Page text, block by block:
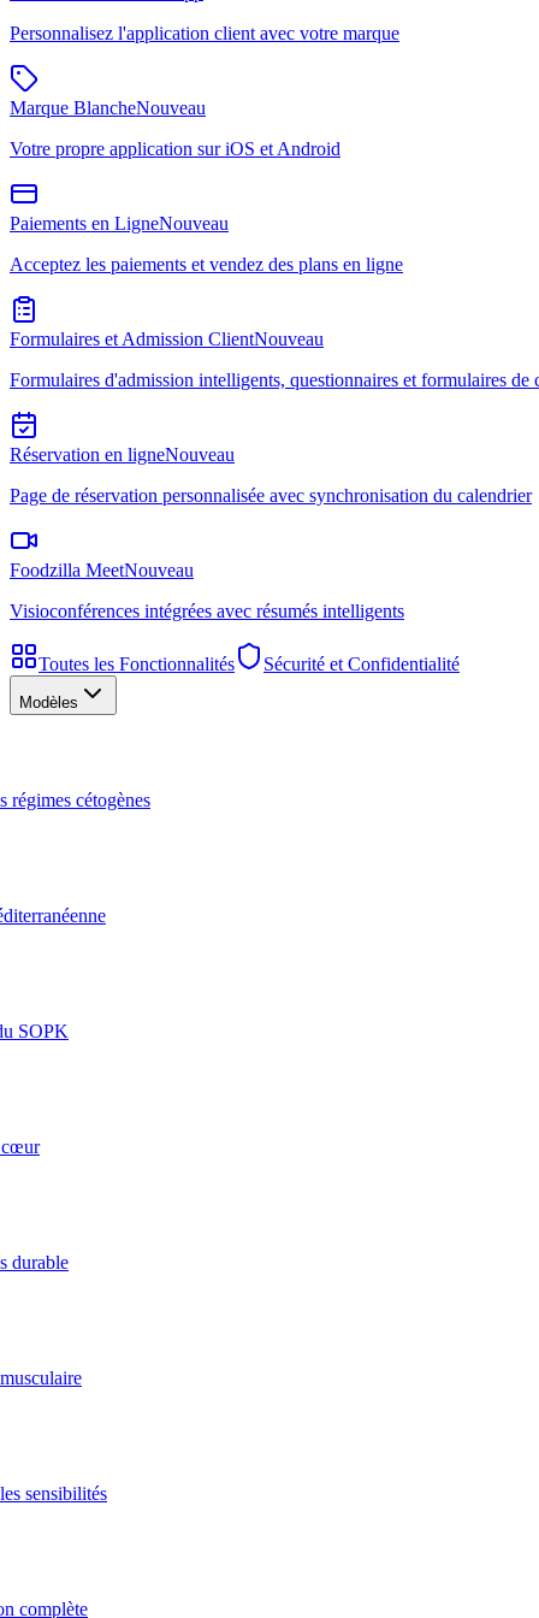
Personnalisez l'application client avec votre marque
Marque BlancheNouveau
Votre propre application sur iOS et Android
Paiements en LigneNouveau
Acceptez les paiements et vendez des plans en ligne
Formulaires et Admission ClientNouveau
Formulaires d'admission intelligents, questionnaires et formulaires de
Réservation en ligneNouveau
Page de réservation personnalisée avec synchronisation du calendrier
Foodzilla MeetNouveau
Visioconférences intégrées avec résumés intelligents
Toutes les Fonctionnalités Sécurité et Confidentialité
Modèles
régimes cétogènes
SOPK
cœur
durable
sensibilités
complète